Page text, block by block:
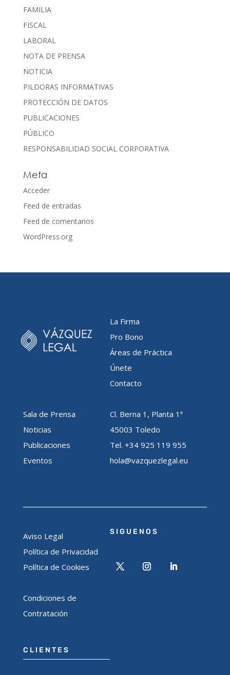
FAMILIA
FISCAL
LABORAL
NOTA DE PRENSA
NOTICIA
PILDORAS INFORMATIVAS
PROTECCIÓN DE DATOS
PUBLICACIONES
PÚBLICO
RESPONSABILIDAD SOCIAL CORPORATIVA
Meta
Acceder
Feed de entradas
Feed de comentarios
WordPress.org
La Firma
Pro Bono
Áreas de Práctica
Únete
Contacto
Sala de Prensa
Noticias
Publicaciones
Eventos
Cl. Berna 1, Planta 1ª
45003 Toledo
Tel. +34 925 119 955
hola@vazquezlegal.eu
Aviso Legal
Política de Privacidad
Política de Cookies
Condiciones de
Contratación
CLIENTES
SIGUENOS